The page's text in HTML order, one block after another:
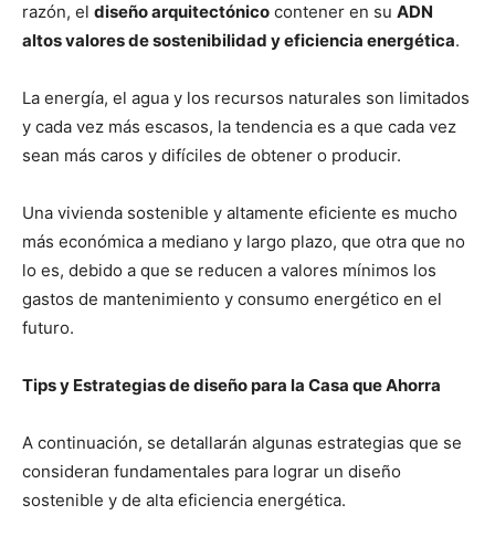
razón, el diseño arquitectónico contener en su ADN
altos valores de sostenibilidad y eficiencia energética.
La energía, el agua y los recursos naturales son limitados
y cada vez más escasos, la tendencia es a que cada vez
sean más caros y difíciles de obtener o producir.
Una vivienda sostenible y altamente eficiente es mucho
más económica a mediano y largo plazo, que otra que no
lo es, debido a que se reducen a valores mínimos los
gastos de mantenimiento y consumo energético en el
futuro.
Tips y Estrategias de diseño para la Casa que Ahorra
A continuación, se detallarán algunas estrategias que se
consideran fundamentales para lograr un diseño
sostenible y de alta eficiencia energética.